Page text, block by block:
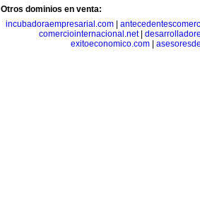
Otros dominios en venta:
incubadoraempresarial.com
comerciointernacional.net|
exitoeconomico.com|